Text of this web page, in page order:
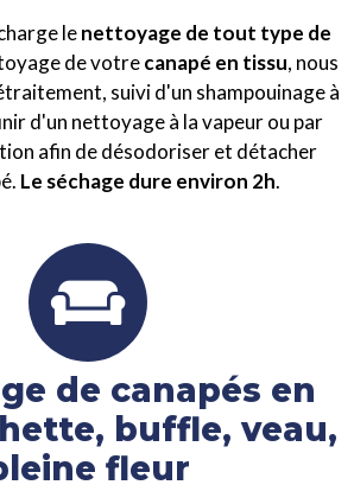
lenettoyage de tout type de
de votrecanapé en tissu, nous
suivi d'un shampouinage à
d'un nettoyage à la vapeur ou par
afin de désodoriser et détacher
Le séchage dure environ 2h.
de canapés en
buffle, veau,
fleur